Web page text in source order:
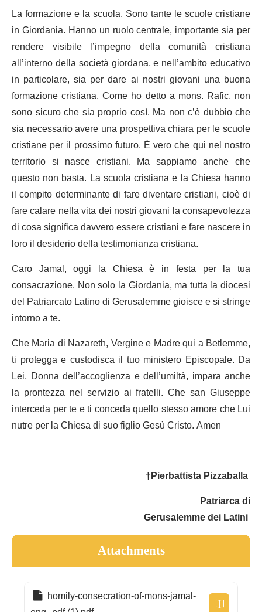
La formazione e la scuola. Sono tante le scuole cristiane
in Giordania. Hanno un ruolo centrale, importante sia per
rendere visibile l’impegno della comunità cristiana
all’interno della società giordana, e nell’ambito educativo
in particolare, sia per dare ai nostri giovani una buona
formazione cristiana. Come ho detto a mons. Rafic, non
sono sicuro che sia proprio così. Ma non c’è dubbio che
sia necessario avere una prospettiva chiara per le scuole
cristiane per il prossimo futuro. È vero che qui nel nostro
territorio si nasce cristiani. Ma sappiamo anche che
questo non basta. La scuola cristiana e la Chiesa hanno
il compito determinante di fare diventare cristiani, cioè di
fare calare nella vita dei nostri giovani la consapevolezza
di cosa significa davvero essere cristiani e fare nascere in
loro il desiderio della testimonianza cristiana.
Caro Jamal, oggi la Chiesa è in festa per la tua
consacrazione. Non solo la Giordania, ma tutta la diocesi
del Patriarcato Latino di Gerusalemme gioisce e si stringe
intorno a te.
Che Maria di Nazareth, Vergine e Madre qui a Betlemme,
ti protegga e custodisca il tuo ministero Episcopale. Da
Lei, Donna dell’accoglienza e dell’umiltà, impara anche
la prontezza nel servizio ai fratelli. Che san Giuseppe
interceda per te e ti conceda quello stesso amore che Lui
nutre per la Chiesa di suo figlio Gesù Cristo. Amen
†Pierbattista Pizzaballa
Patriarca di
Gerusalemme dei Latini
Attachments
homily-consecration-of-mons-jamal-